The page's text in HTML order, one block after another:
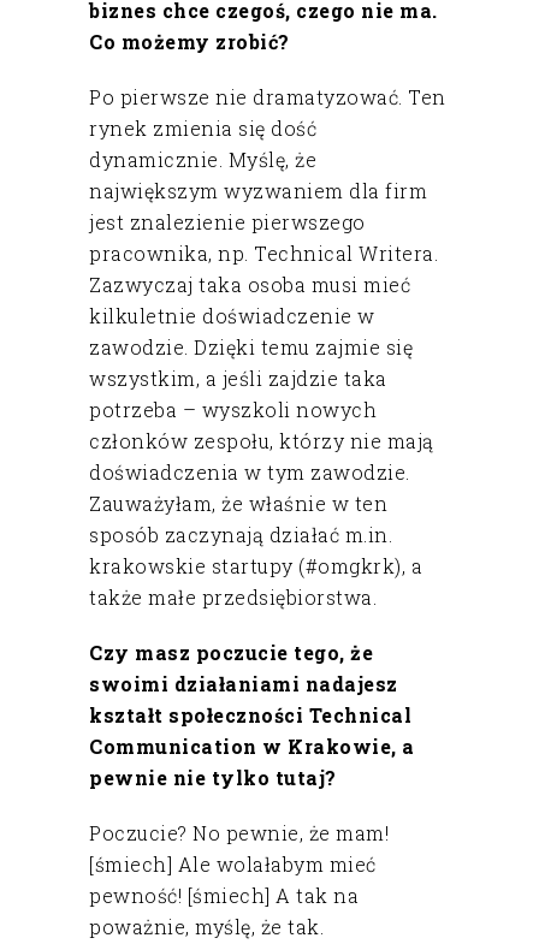
biznes chce czegoś, czego nie ma.
Co możemy zrobić?
Po pierwsze nie dramatyzować. Ten
rynek zmienia się dość
dynamicznie. Myślę, że
największym wyzwaniem dla firm
jest znalezienie pierwszego
pracownika, np. Technical Writera.
Zazwyczaj taka osoba musi mieć
kilkuletnie doświadczenie w
zawodzie. Dzięki temu zajmie się
wszystkim, a jeśli zajdzie taka
potrzeba – wyszkoli nowych
członków zespołu, którzy nie mają
doświadczenia w tym zawodzie.
Zauważyłam, że właśnie w ten
sposób zaczynają działać m.in.
krakowskie startupy (#omgkrk), a
także małe przedsiębiorstwa.
Czy masz poczucie tego, że
swoimi działaniami nadajesz
kształt społeczności Technical
Communication w Krakowie, a
pewnie nie tylko tutaj?
Poczucie? No pewnie, że mam!
[śmiech] Ale wolałabym mieć
pewność! [śmiech] A tak na
poważnie, myślę, że tak.